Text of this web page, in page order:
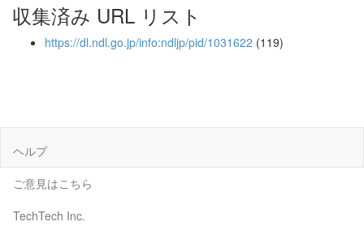
収集済み URL リスト
https://dl.ndl.go.jp/info:ndljp/pid/1031622 (119)
ヘルプ
ご意見はこちら
TechTech Inc.